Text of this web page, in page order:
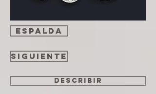
espalda
Siguiente
Describir